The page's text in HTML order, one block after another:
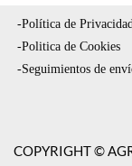
-Política de
-Politica de Cookies
-Seguimientos de
COPYRIGHT ©